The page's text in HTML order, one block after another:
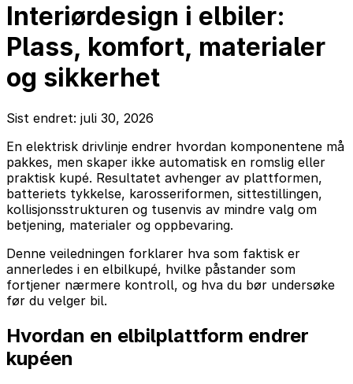
Interiørdesign i elbiler:
Plass, komfort, materialer
og sikkerhet
Sist endret: juli 30, 2026
En elektrisk drivlinje endrer hvordan komponentene må
pakkes, men skaper ikke automatisk en romslig eller
praktisk kupé. Resultatet avhenger av plattformen,
batteriets tykkelse, karosseriformen, sittestillingen,
kollisjonsstrukturen og tusenvis av mindre valg om
betjening, materialer og oppbevaring.
Denne veiledningen forklarer hva som faktisk er
annerledes i en elbilkupé, hvilke påstander som
fortjener nærmere kontroll, og hva du bør undersøke
før du velger bil.
Hvordan en elbilplattform endrer
kupéen